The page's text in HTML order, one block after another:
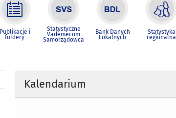
Publikacje i
foldery
Statystyczne
Vademecum
Samorządowca
Bank Danych
Lokalnych
Statystyka
regionalna
Kalendarium